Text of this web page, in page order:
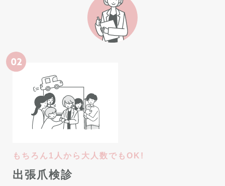
もちろん1人から大人数でもOK!
出張爪検診